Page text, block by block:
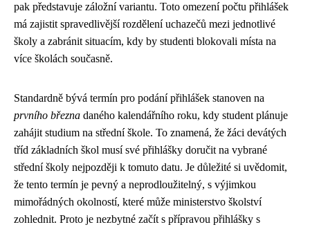
pak představuje záložní variantu. Toto omezení počtu přihlášek
má zajistit spravedlivější rozdělení uchazečů mezi jednotlivé
školy a zabránit situacím, kdy by studenti blokovali místa na
více školách současně.
Standardně bývá termín pro podání přihlášek stanoven na
prvního března daného kalendářního roku, kdy student plánuje
zahájit studium na střední škole. To znamená, že žáci devátých
tříd základních škol musí své přihlášky doručit na vybrané
střední školy nejpozději k tomuto datu. Je důležité si uvědomit,
že tento termín je pevný a neprodloužitelný, s výjimkou
mimořádných okolností, které může ministerstvo školství
zohlednit. Proto je nezbytné začít s přípravou přihlášky s